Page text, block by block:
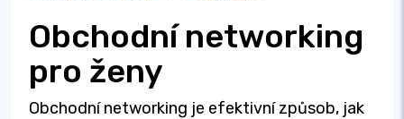
Obchodní networking
pro ženy
Obchodní networking je efektivní způsob, jak